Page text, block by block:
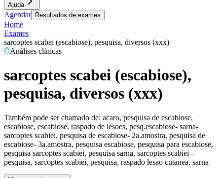
Ajuda
Agendar Resultados de exames
Home
Exames
sarcoptes scabei (escabiose), pesquisa, diversos (xxx)
Análises clínicas
sarcoptes scabei (escabiose),
pesquisa, diversos (xxx)
Também pode ser chamado de: acaro, pesquisa de escabiose,
escabiose, escabiose, raspado de lesoes, pesq.escabiose- sarna-
sarcoptes scabiei, pesquisa de escabiose- 2a.amostra, pesquisa de
escabiose- 3a.amostra, pesquisa escabiose, pesquisa para escabiose,
pesquisa sarcoptes scabiei, pesquisa sarna, sarcoptes scabiei -
pesquisa, sarcoptes scabiei, pesquisa, raspado lesao cutanea, sarna